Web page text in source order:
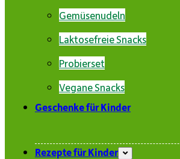
Gemüsenudeln
Laktosefreie Snacks
Probierset
Vegane Snacks
Geschenke für Kinder
Rezepte für Kinder